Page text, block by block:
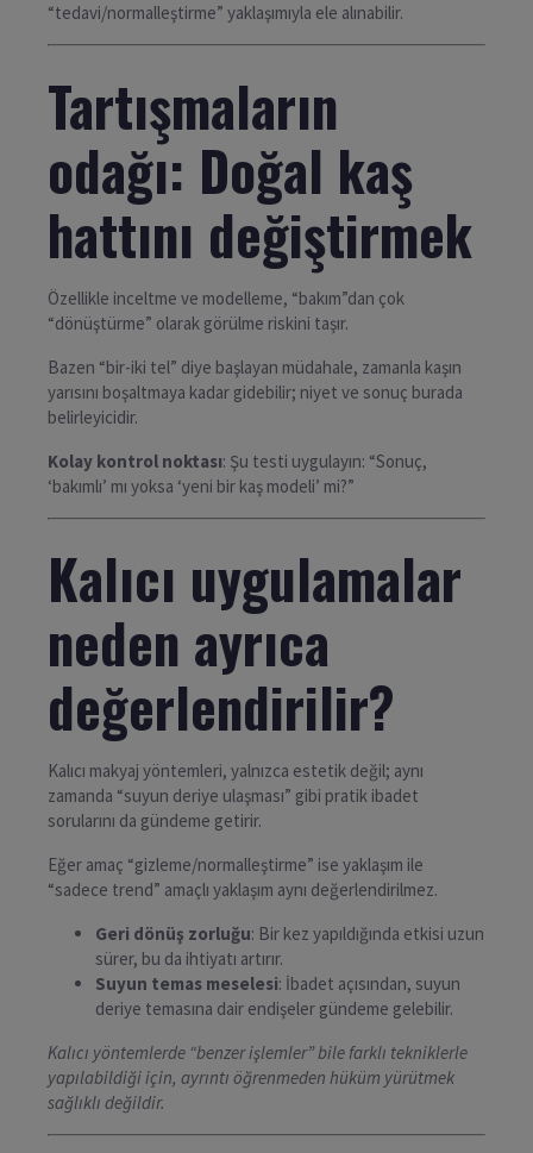
“tedavi/normalleştirme” yaklaşımıyla ele alınabilir.
Tartışmaların
odağı: Doğal kaş
hattını değiştirmek
Özellikle inceltme ve modelleme, “bakım”dan çok
“dönüştürme” olarak görülme riskini taşır.
Bazen “bir-iki tel” diye başlayan müdahale, zamanla kaşın
yarısını boşaltmaya kadar gidebilir; niyet ve sonuç burada
belirleyicidir.
Kolay kontrol noktası: Şu testi uygulayın: “Sonuç,
‘bakımlı’ mı yoksa ‘yeni bir kaş modeli’ mi?”
Kalıcı uygulamalar
neden ayrıca
değerlendirilir?
Kalıcı makyaj yöntemleri, yalnızca estetik değil; aynı
zamanda “suyun deriye ulaşması” gibi pratik ibadet
sorularını da gündeme getirir.
Eğer amaç “gizleme/normalleştirme” ise yaklaşım ile
“sadece trend” amaçlı yaklaşım aynı değerlendirilmez.
Geri dönüş zorluğu: Bir kez yapıldığında etkisi uzun
sürer, bu da ihtiyatı artırır.
Suyun temas meselesi: İbadet açısından, suyun
deriye temasına dair endişeler gündeme gelebilir.
Kalıcı yöntemlerde “benzer işlemler” bile farklı tekniklerle
yapılabildiği için, ayrıntı öğrenmeden hüküm yürütmek
sağlıklı değildir.